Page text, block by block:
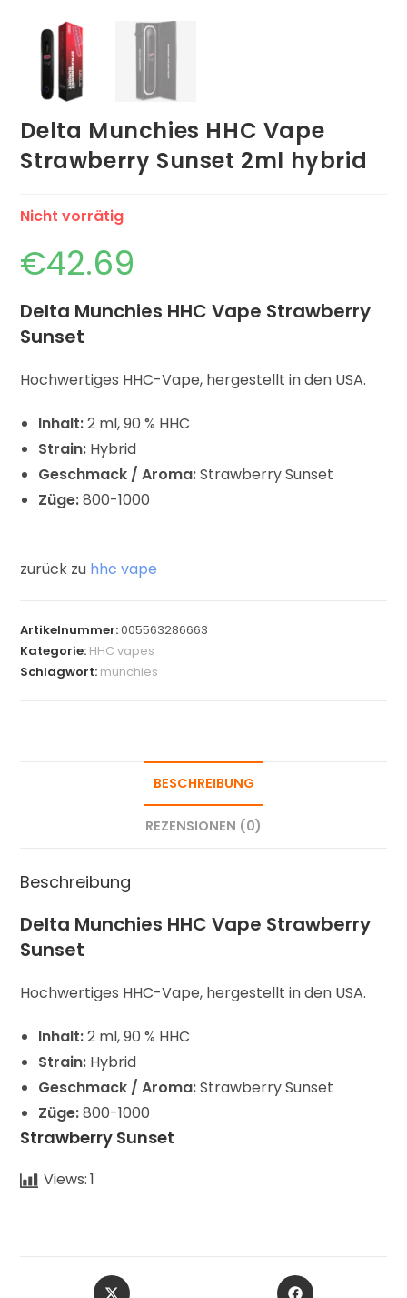
Delta Munchies HHC Vape
Strawberry Sunset 2ml hybrid
Nicht vorrätig
€42.69
Delta Munchies HHC Vape Strawberry
Sunset
Hochwertiges HHC-Vape, hergestellt in den USA.
Inhalt:2 ml, 90 % HHC
Strain: Hybrid
Geschmack / Aroma:Strawberry Sunset
Züge:800-1000
zurück zu hhc vape
Artikelnummer:005563286663
Kategorie: HHC vapes
Schlagwort: munchies
BESCHREIBUNG
REZENSIONEN (0)
Beschreibung
Delta Munchies HHC Vape Strawberry
Sunset
Hochwertiges HHC-Vape, hergestellt in den USA.
Inhalt:2 ml, 90 % HHC
Strain: Hybrid
Geschmack / Aroma:Strawberry Sunset
Züge:800-1000
Strawberry Sunset
Views:1